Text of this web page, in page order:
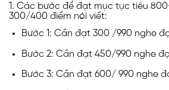
1. Các bước để đạt mục tục tiêu
300/400 điểm nói viết:
Bước 1: Cần đạt 300 /990 nghe
Bước 2: Cần đạt 450/990 nghe
Bước 3: Cần đạt 600/ 990 nghe